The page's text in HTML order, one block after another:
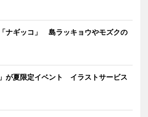
ナギッコ」 島ラッキョウやモズクの
が夏限定イベント イラストサービス